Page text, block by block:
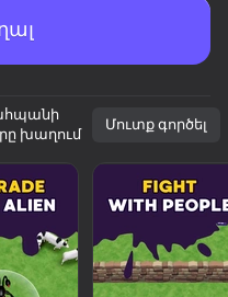
խաղում
Մուտք գործել